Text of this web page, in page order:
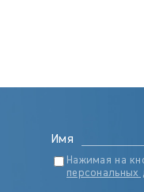
Имя
Нажимая на
персональных